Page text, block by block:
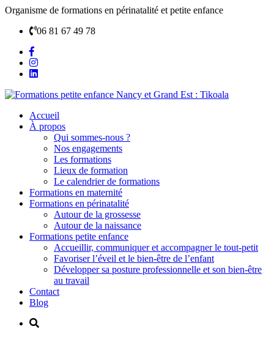
Organisme de formations en périnatalité et petite enfance
06 81 67 49 78
Accueil
À propos
Qui sommes-nous ?
Nos engagements
Les formations
Lieux de formation
Le calendrier de formations
Formations en maternité
Formations en périnatalité
Autour de la grossesse
Autour de la naissance
Formations petite enfance
Accueillir, communiquer et accompagner le tout-petit
Favoriser l’éveil et le bien-être de l’enfant
Développer sa posture professionnelle et son bien-être
au travail
Contact
Blog